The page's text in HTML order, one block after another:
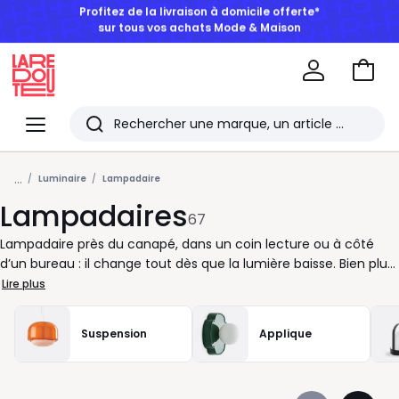
BONS PLANS | Jusqu'à -50% dès 2 articles*
Menu
Redoute
Rechercher
Les
derniers
articles
consultés
Aller
... Luminaire Lampadaire
Lampadaires67
Lampadaire près du canapé, dans un coin lecture ou à côté
d’un bureau : il change tout dès que la lumière baisse. Bien plus
qu’un simple point lumineux, il aide à structurer la pièce, à créer
une ambiance douce en soirée ou un éclairage plus ciblé pour
lire, travailler ou discuter. Selon vos envies, vous pouvez opter
pour un lampadaire arc afin de surplomber une table basse, un
modèle trépied pour rythmer la décoration, ou une ligne plus
Lire plus
Suspension Applique